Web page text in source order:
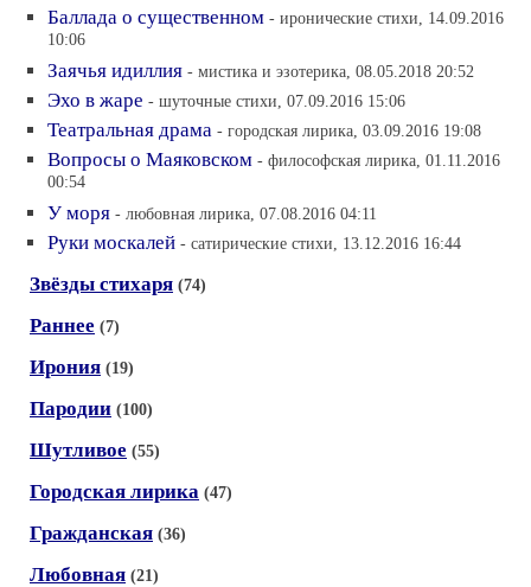
Баллада о существенном - иронические стихи, 14.09.2016
10:06
Заячья идиллия - мистика и эзотерика, 08.05.2018 20:52
Эхо в жаре - шуточные стихи, 07.09.2016 15:06
Театральная драма - городская лирика, 03.09.2016 19:08
Вопросы о Маяковском - философская лирика, 01.11.2016
00:54
У моря - любовная лирика, 07.08.2016 04:11
Руки москалей - сатирические стихи, 13.12.2016 16:44
Звёзды стихаря (74)
Раннее (7)
Ирония (19)
Пародии (100)
Шутливое (55)
Городская лирика (47)
Гражданская (36)
Любовная (21)